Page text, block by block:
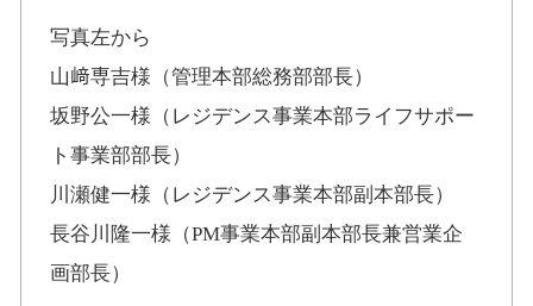
写真左から
山﨑専吉様（管理本部総務部部長）
坂野公一様（レジデンス事業本部ライフサポー
ト事業部部長）
川瀬健一様（レジデンス事業本部副本部長）
長谷川隆一様（PM事業本部副本部長兼営業企
画部長）